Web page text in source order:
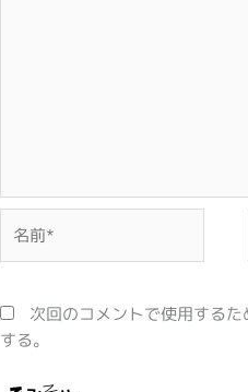
前
次回のコメントで使用する
する。